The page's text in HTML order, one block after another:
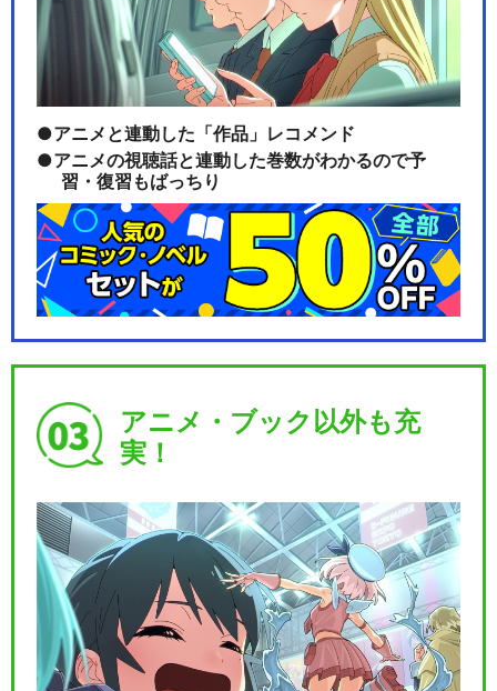
劇場版アルゴナビス 流星のオ
ブリガート
BanG Dream! Argonavis 1…
BanG Dream! Argonavis 1…
BanG Dream! Argonavis 2…
MixChannel Presents ARG…
アニメと連動した「作品」レコメンド
アニメの視聴話と連動した巻数がわかるので予
習・復習もばっちり
アニメ・ブック以外も充
実！